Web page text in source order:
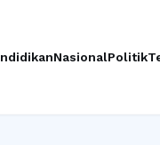
NasionalPolitik